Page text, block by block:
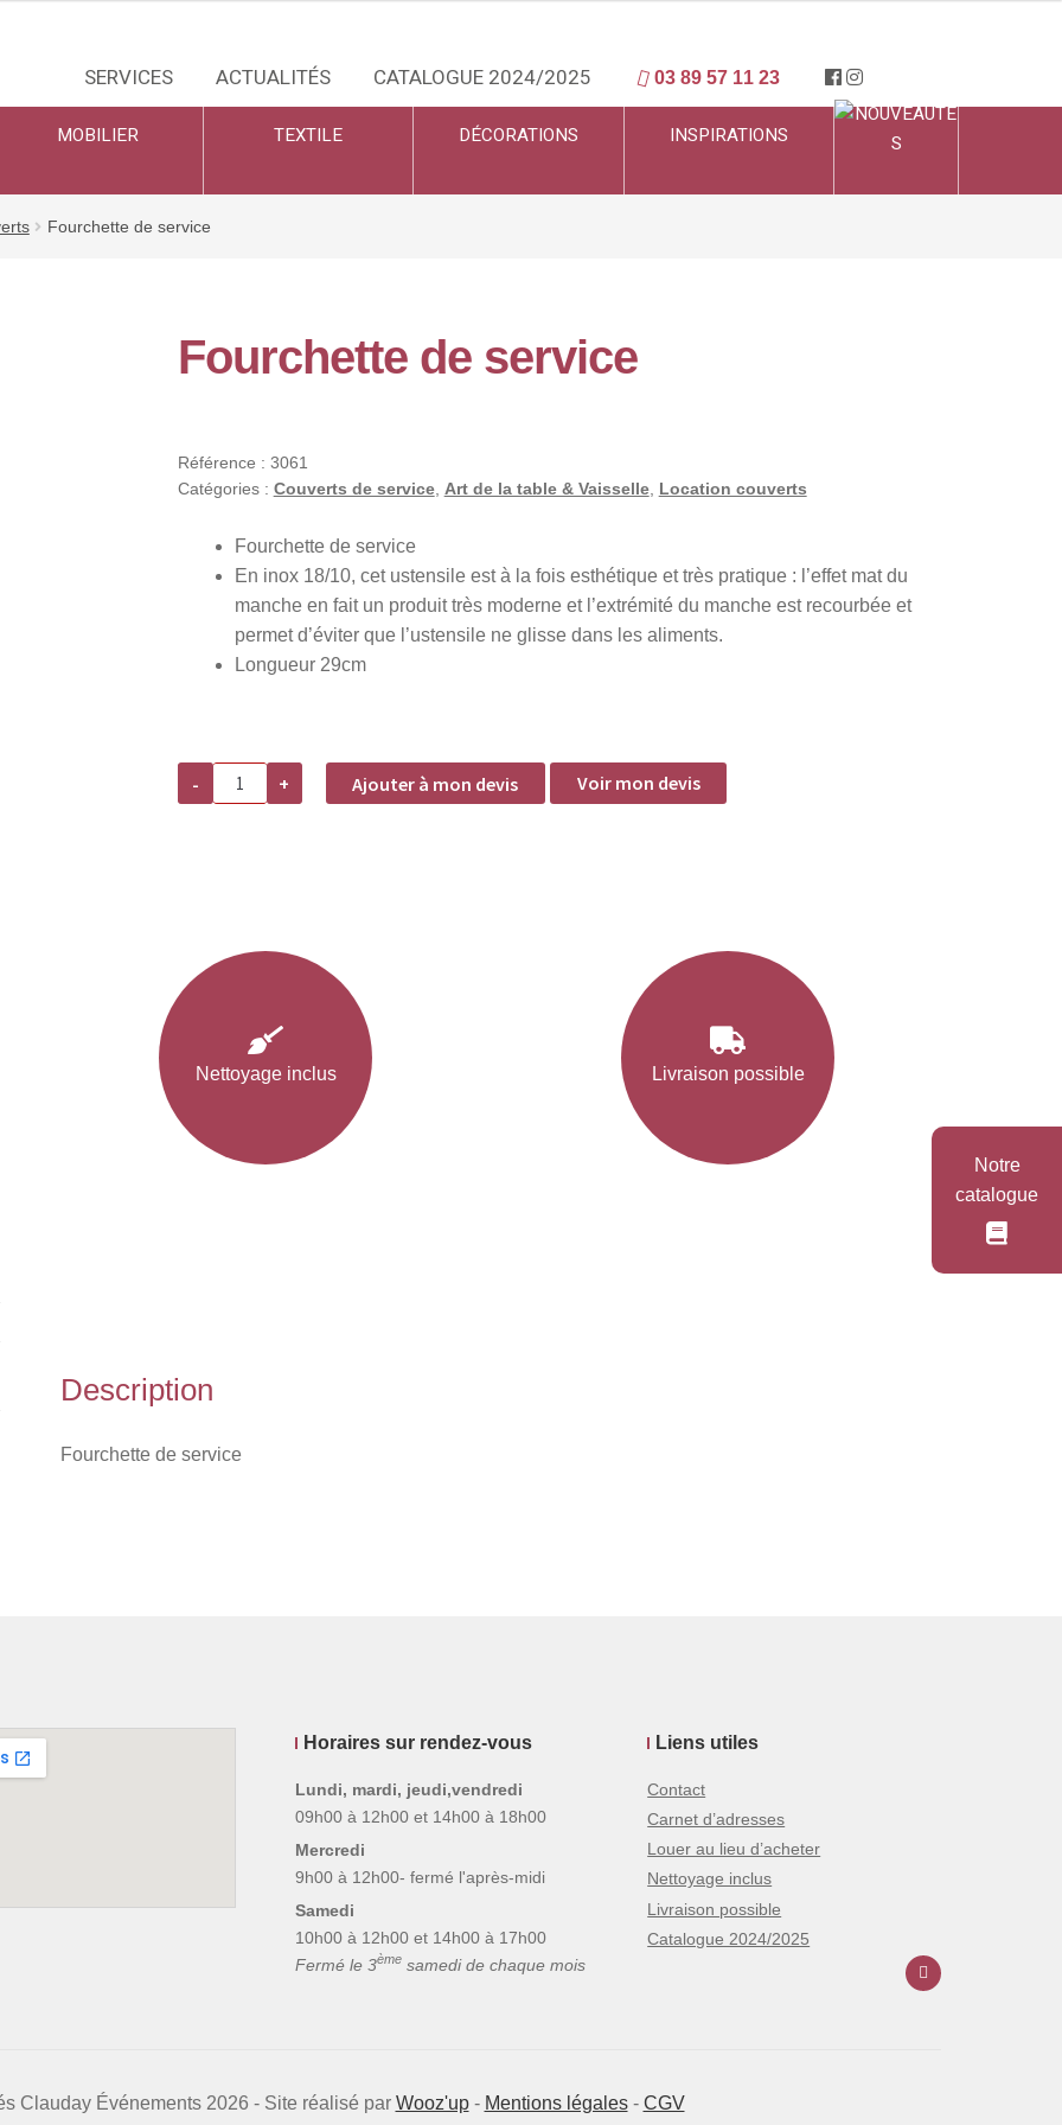
Notre
catalogue
SERVICES ACTUALITÉS CATALOGUE 2024/2025 03 89 57 11 23
MOBILIER TEXTILE DÉCORATIONS INSPIRATIONS
Fourchette de service
Fourchette de service
Référence : 3061
Catégories : Couverts de service, Art de la table & Vaisselle, Location couverts
Fourchette de service
En inox 18/10, cet ustensile est à la fois esthétique et très pratique : l’effet mat du
manche en fait un produit très moderne et l’extrémité du manche est recourbée et
permet d’éviter que l’ustensile ne glisse dans les aliments.
Longueur 29cm
-
quantité
Fourchette
+ Ajouter à mon devis Voir mon devis
Nettoyage inclus Livraison possible
Description
Fourchette de service
Horaires sur rendez-vous
Lundi, mardi, jeudi,vendredi
09h00 à 12h00 et 14h00 à 18h00
Mercredi
9h00 à 12h00- fermé l'après-midi
Samedi
10h00 à 12h00 et 14h00 à 17h00
Fermé le 3èmesamedi de chaque mois
Liens utiles
Contact
Carnet d’adresses
Louer au lieu d’acheter
Nettoyage inclus
Livraison possible
Catalogue 2024/2025
Clauday Événements 2026 - Site réalisé par Wooz'up- Mentions légales- CGV